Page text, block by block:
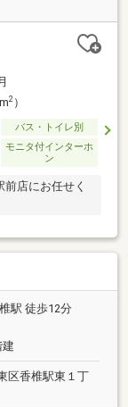
2）
バス・トイレ別
モニタ付インターホ
ン
店にお任せく
駅 徒歩12分
区香椎駅東１丁